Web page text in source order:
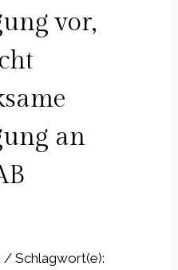
vor,
an
/ Schlagwort(e):